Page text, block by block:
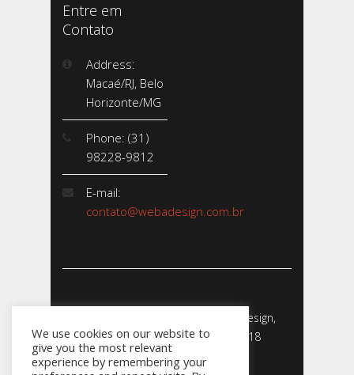
Entre em
Contato
Address:
Macaé/RJ, Belo
Horizonte/MG
Phone: (31)
98228-9812
E-mail:
contato@webadesign.com.br
Webadesign - Empresa de Webdesign,
Desenvolvimento de Sites - 2018
CNPJ: 23.856.204/0001-­24
We use cookies on our website to
give you the most relevant
experience by remembering your